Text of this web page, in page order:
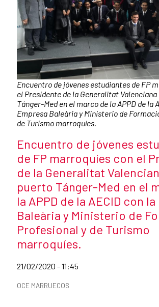
Pie de foto:
Encuentro de jóvenes estudiantes de FP
el Presidente de la Generalitat
Tánger-Med en el marco de la APPD de la
Empresa Baleària y Ministerio de
de Turismo marroquíes.
Título de la noticia
Encuentro de jóvenes
de FP marroquíes con el
de la Generalitat
puerto Tánger-Med en el
la APPD de la AECID con
Baleària y Ministerio de
Profesional y de Turismo
marroquíes.
Fecha de publicación de la noticia
21/02/2020 - 11:45
Categorías de la noticia
OCE MARRUECOS